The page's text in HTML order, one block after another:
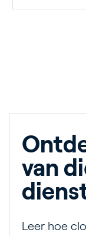
van
Leer hoe